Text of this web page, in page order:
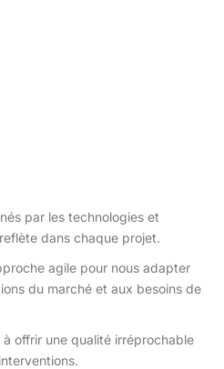
par les technologies et
dans chaque projet.
agile pour nous adapter
du marché et aux besoins de
offrir une qualité irréprochable